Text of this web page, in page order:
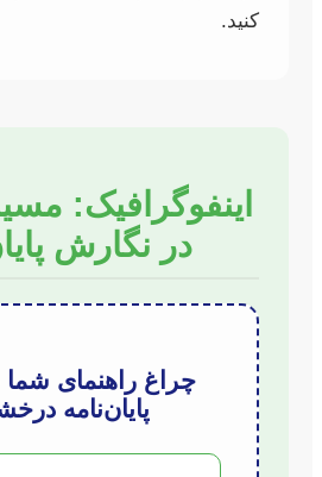
کنید.
اینفوگرافیک:
در نگارش
چراغ راهنمای
پایان‌نامه